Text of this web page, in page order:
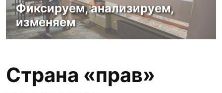
Фиксируем, анализируем,
изменяем
Страна «прав»